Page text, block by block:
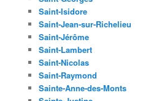
Saint-Isidore
Saint-Jean-sur-Richelieu
Saint-Jérôme
Saint-Lambert
Saint-Nicolas
Saint-Raymond
Sainte-Anne-des-Monts